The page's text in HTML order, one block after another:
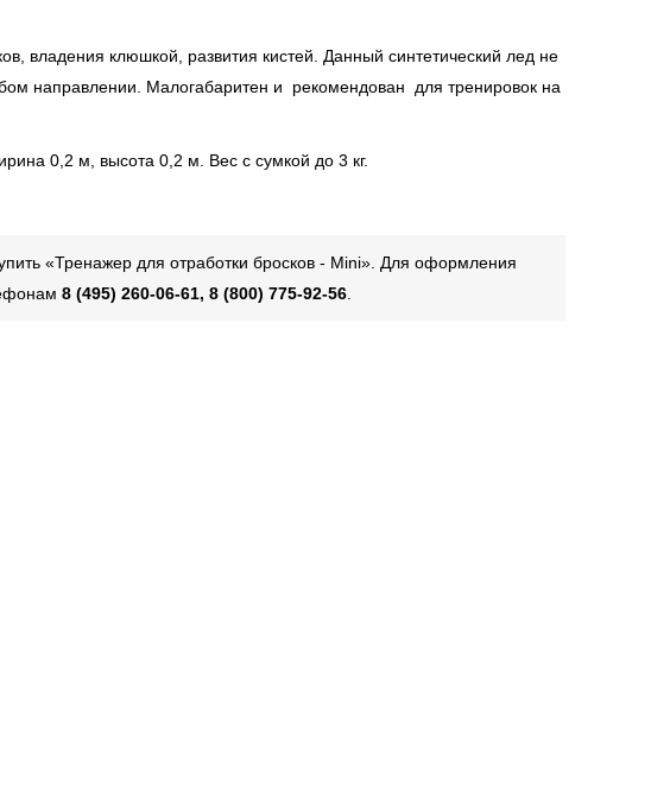
владения клюшкой, развития кистей. Данный синтетический лед не
направлении. Малогабаритен и рекомендован для тренировок на
0,2 м, высота 0,2 м. Вес с сумкой до 3 кг.
«Тренажер для отработки бросков - Mini». Для оформления
8 (495) 260-06-61, 8 (800) 775-92-56.